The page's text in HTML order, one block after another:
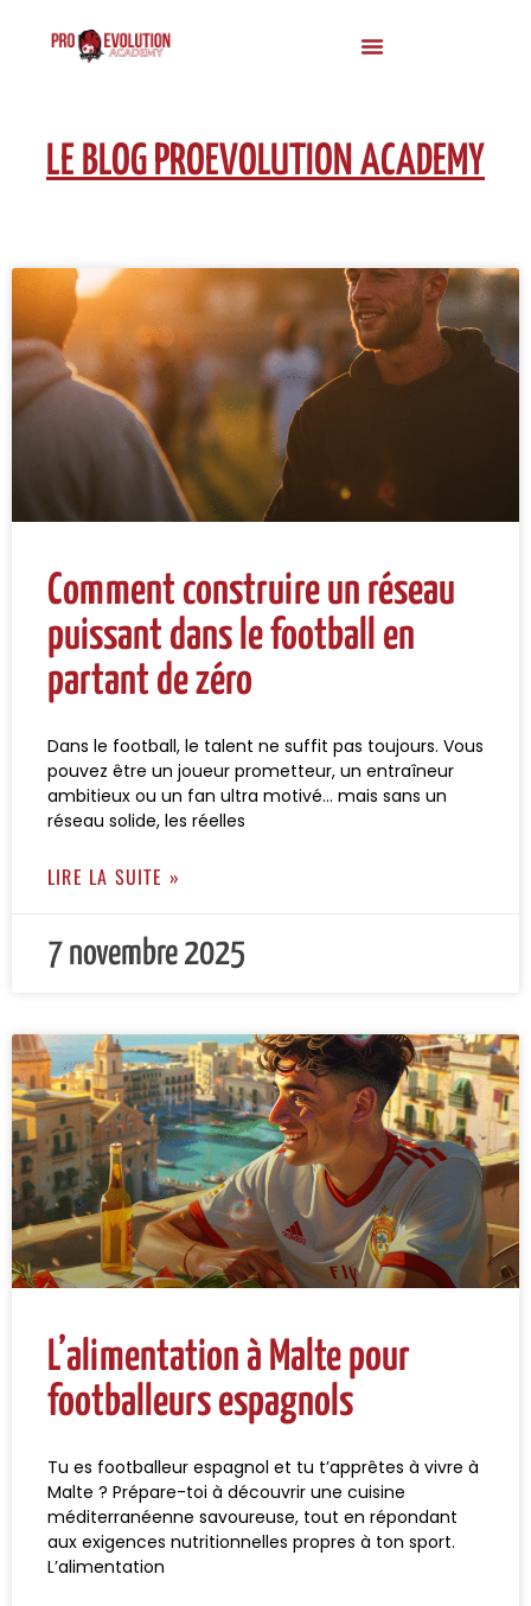
LE BLOG PROEVOLUTION ACADEMY
Comment construire un réseau
puissant dans le football en
partant de zéro
Dans le football, le talent ne suffit pas toujours. Vous
pouvez être un joueur prometteur, un entraîneur
ambitieux ou un fan ultra motivé… mais sans un
réseau solide, les réelles
LIRE LA SUITE »
7 novembre 2025
L’alimentation à Malte pour
footballeurs espagnols
Tu es footballeur espagnol et tu t’apprêtes à vivre à
Malte ? Prépare-toi à découvrir une cuisine
méditerranéenne savoureuse, tout en répondant
aux exigences nutritionnelles propres à ton sport.
L’alimentation